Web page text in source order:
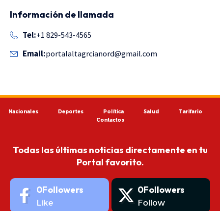
Información de llamada
Tel:+1 829-543-4565
Email:portalaltagrcianord@gmail.com
Nacionales Deportes Política Salud
Tarifario
Contactos
Todas las últimas noticias directamente en tu
Portal favorito.
0Followers
Like
0Followers
Follow